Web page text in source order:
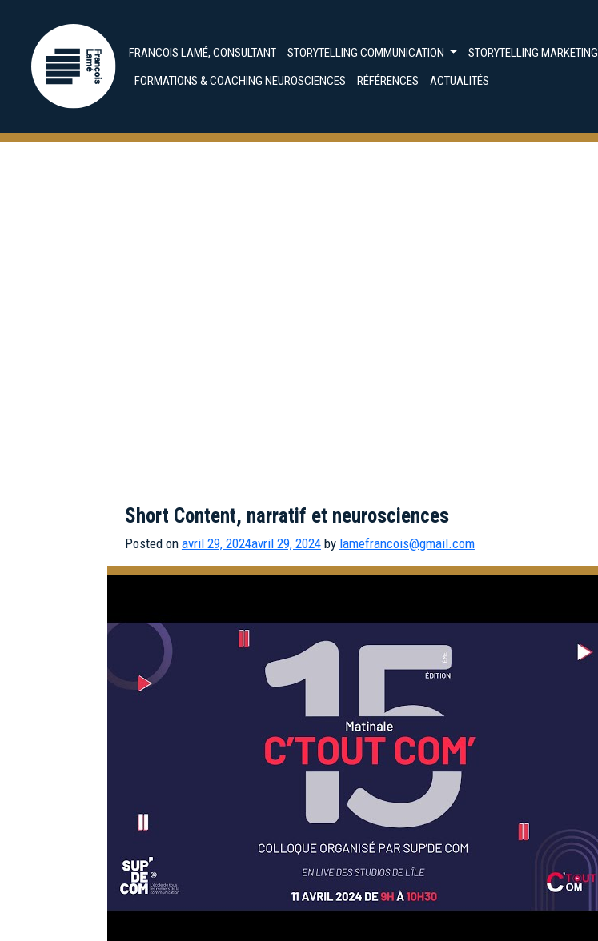
FRANCOIS LAMÉ, CONSULTANT STORYTELLING COMMUNICATION STORYTELLING MARKETING
FORMATIONS & COACHING NEUROSCIENCES
RÉFÉRENCES ACTUALITÉS
Short Content, narratif et neurosciences
Posted on avril 29, 2024avril 29, 2024by lamefrancois@gmail.com